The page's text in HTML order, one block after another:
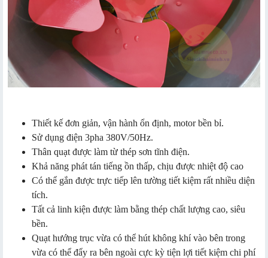
Thiết kế đơn giản, vận hành ổn định, motor bền bỉ.
Sử dụng điện 3pha 380V/50Hz.
Thân quạt được làm từ thép sơn tĩnh điện.
Khả năng phát tán tiếng ồn thấp, chịu được nhiệt độ cao
Có thể gắn được trực tiếp lên tường tiết kiệm rất nhiều diện
tích.
Tất cả linh kiện được làm bằng thép chất lượng cao, siêu
bền.
Quạt hướng trục vừa có thể hút không khí vào bên trong
vừa có thể đẩy ra bên ngoài cực kỳ tiện lợi tiết kiệm chi phí